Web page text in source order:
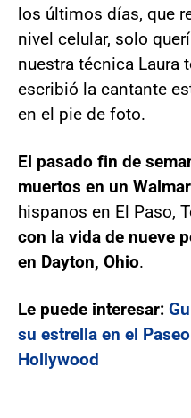
los últimos días, que
nivel celular, solo
nuestra técnica Laura
escribió la cantante
en el pie de foto.
El pasado fin de
muertos en un
hispanos en El Paso,
con la vida de nueve
en Dayton, Ohio.
Le puede interesar:
su estrella en el
Hollywood